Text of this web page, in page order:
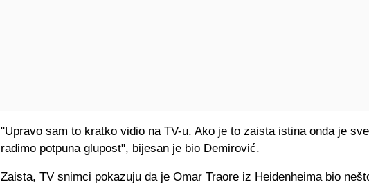
"Upravo sam to kratko vidio na TV-u. Ako je to zaista istina onda je
radimo potpuna glupost", bijesan je bio Demirović.
Zaista, TV snimci pokazuju da je Omar Traore iz Heidenheima bio